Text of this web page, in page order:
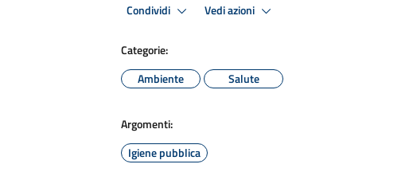
Condividi Vedi azioni
Categorie:
Ambiente
Salute
Argomenti:
Igiene pubblica